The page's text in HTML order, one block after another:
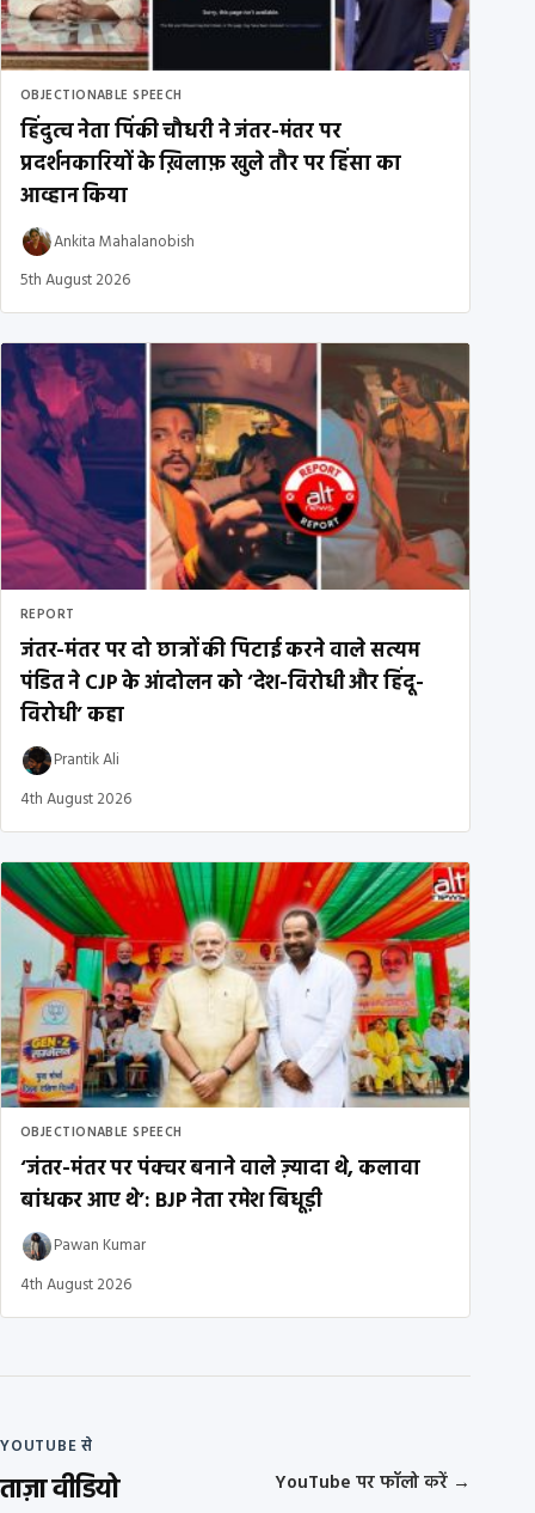
OBJECTIONABLE SPEECH
हिंदुत्व नेता पिंकी चौधरी ने जंतर-मंतर पर
प्रदर्शनकारियों के ख़िलाफ़ खुले तौर पर हिंसा का
आव्हान किया
Ankita Mahalanobish
5th August 2026
REPORT
जंतर-मंतर पर दो छात्रों की पिटाई करने वाले सत्यम
पंडित ने CJP के आंदोलन को ‘देश-विरोधी और हिंदू-
विरोधी’ कहा
Prantik Ali
4th August 2026
OBJECTIONABLE SPEECH
‘जंतर-मंतर पर पंक्चर बनाने वाले ज़्यादा थे, कलावा
बांधकर आए थे’: BJP नेता रमेश बिधूड़ी
Pawan Kumar
4th August 2026
YOUTUBE से
ताज़ा वीडियो YouTube पर फॉलो करें →